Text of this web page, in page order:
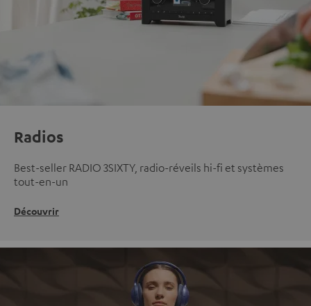
Radios
Best-seller RADIO 3SIXTY, radio-réveils hi-fi et systèmes
tout-en-un
Découvrir